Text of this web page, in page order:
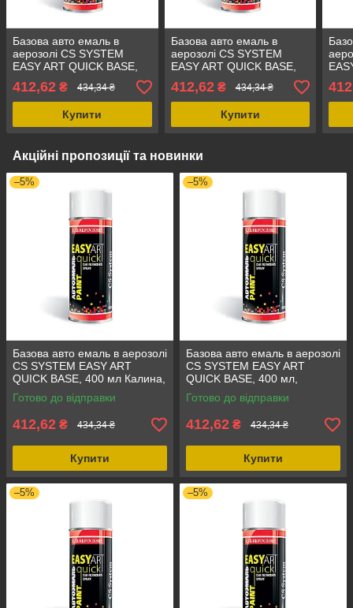
Базова авто емаль в
аерозолі CS SYSTEM
EASY ART QUICK BASE,
Нептун, аерозольна
фарба LADA 628
412,62 ₴ 434,34 ₴
Купити
Базова авто емаль в
аерозолі CS SYSTEM
EASY ART QUICK BASE,
400 мл Кварц, аерозольна
фарба, стійкість до
бензину LADA 630
412,62₴ 434,34 ₴
Купити
Акційні пропозиції та новинки
–5%
Базова авто емаль в аерозолі
CS SYSTEM EASY ART
QUICK BASE, 400 мл Калина,
стійкість до бензину та
механічних пошкоджень
Готово до відправки
412,62 ₴ 434,34 ₴
Купити
–5%
Базова авто емаль в аерозолі
CS SYSTEM EASY ART
QUICK BASE, 400 мл,
високоякісна фарба для авто
LADA 310
Готово до відправки
412,62 ₴ 434,34 ₴
Купити
–5% –5%